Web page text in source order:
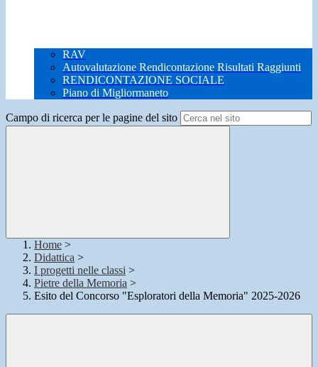
RAV
Autovalutazione Rendicontazione Risultati Raggiunti
RENDICONTAZIONE SOCIALE
Piano di Migliormaneto
Campo di ricerca per le pagine del sito
Home >
Didattica >
I progetti nelle classi >
Pietre della Memoria >
Esito del Concorso "Esploratori della Memoria" 2025-2026